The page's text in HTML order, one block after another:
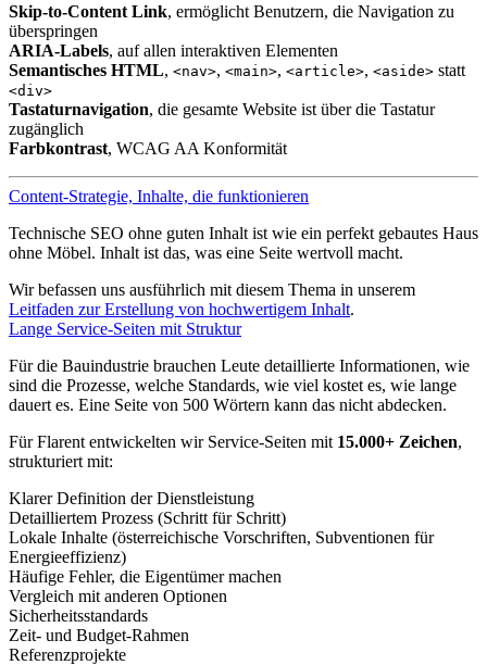
Skip-to-Content Link, ermöglicht Benutzern, die Navigation zu
überspringen
ARIA-Labels, auf allen interaktiven Elementen
Semantisches HTML, <nav>, <main>, <article>, <aside> statt
<div>
Tastaturnavigation, die gesamte Website ist über die Tastatur
zugänglich
Farbkontrast, WCAG AA Konformität
Content-Strategie, Inhalte, die funktionieren
Technische SEO ohne guten Inhalt ist wie ein perfekt gebautes Haus
ohne Möbel. Inhalt ist das, was eine Seite wertvoll macht.
Wir befassen uns ausführlich mit diesem Thema in unserem
Leitfaden zur Erstellung von hochwertigem Inhalt.
Lange Service-Seiten mit Struktur
Für die Bauindustrie brauchen Leute detaillierte Informationen, wie
sind die Prozesse, welche Standards, wie viel kostet es, wie lange
dauert es. Eine Seite von 500 Wörtern kann das nicht abdecken.
Für Flarent entwickelten wir Service-Seiten mit 15.000+ Zeichen,
strukturiert mit:
Klarer Definition der Dienstleistung
Detailliertem Prozess (Schritt für Schritt)
Lokale Inhalte (österreichische Vorschriften, Subventionen für
Energieeffizienz)
Häufige Fehler, die Eigentümer machen
Vergleich mit anderen Optionen
Sicherheitsstandards
Zeit- und Budget-Rahmen
Referenzprojekte